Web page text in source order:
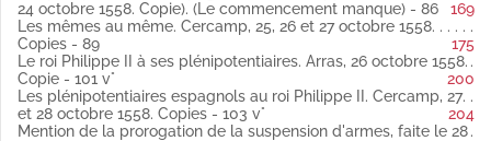
Fol. 62 vo Les plénipotentiaires espagnols au roi Philippe II.
Cercamp, 18 octobre 1558 latin
Copie (Publié par Weiss).
Fol. 65 Mémoire donné par les François touchant les affaires de
la Navarre et présenté par M. de Vendôme à Antoine de
Bourbon. Cercamp, 18 octobre 1558 espagnol
Copie
24 octobre 1558. Copie). (Le commencement manque) - 86
169
Les mêmes au même. Cercamp, 25, 26 et 27 octobre 1558.
Copies - 89
175
Le roi Philippe II à ses plénipotentiaires. Arras, 26 octobre 1558.
Copie - 101 v°
200
Les plénipotentiaires espagnols au roi Philippe II. Cercamp, 27
et 28 octobre 1558. Copies - 103 v°
204
Mention de la prorogation de la suspension d'armes, faite le 28